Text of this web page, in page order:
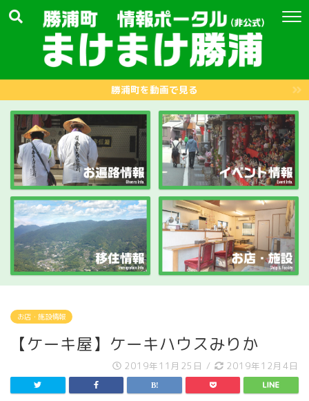
勝浦町を動画で見る
お店・施設情報
【ケーキ屋】ケーキハウスみりか
2019年11月25日 / 2019年12月4日